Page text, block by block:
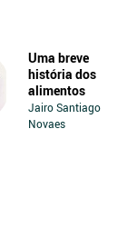
Uma breve
história dos
alimentos
Jairo Santiago
Novaes